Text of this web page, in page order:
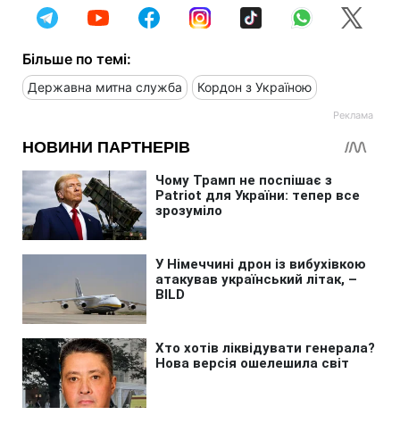
Більше по темі:
Державна митна служба Кордон з Україною